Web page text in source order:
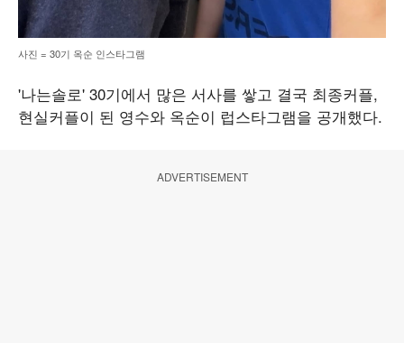
사진 = 30기 옥순 인스타그램
'나는솔로' 30기에서 많은 서사를 쌓고 결국 최종커플,
현실커플이 된 영수와 옥순이 럽스타그램을 공개했다.
ADVERTISEMENT